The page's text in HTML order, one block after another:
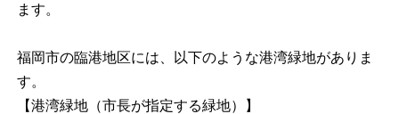
ます。
福岡市の臨港地区には、以下のような港湾緑地がありま
す。
【港湾緑地（市長が指定する緑地）】